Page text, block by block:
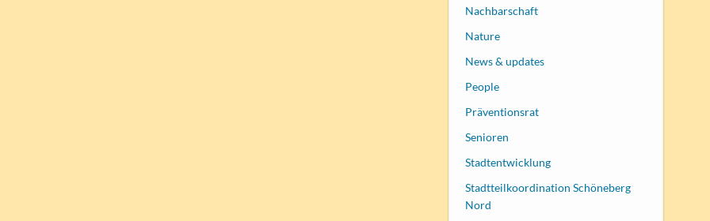
Nachbarschaft
Nature
News & updates
People
Präventionsrat
Senioren
Stadtentwicklung
Stadtteilkoordination Schöneberg
Nord